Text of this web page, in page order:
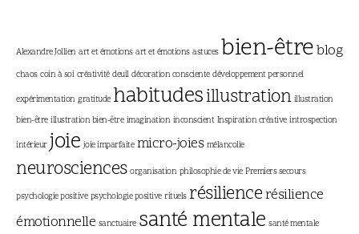
Alexandre Jollien art et émotions art et émotions astuces bien-êtreblog
chaos coin à soi créativité deuil décoration consciente développement personnel
expérimentation gratitude habitudesillustration illustration
bien-être illustration bien-être imagination inconscient Inspiration créative introspection
intérieur joie joie imparfaite micro-joies mélancolie
neurosciences organisation philosophie de vie Premiers secours
psychologie positive psychologie positive rituels résiliencerésilience
émotionnelle sanctuaire santé mentale santé mentale